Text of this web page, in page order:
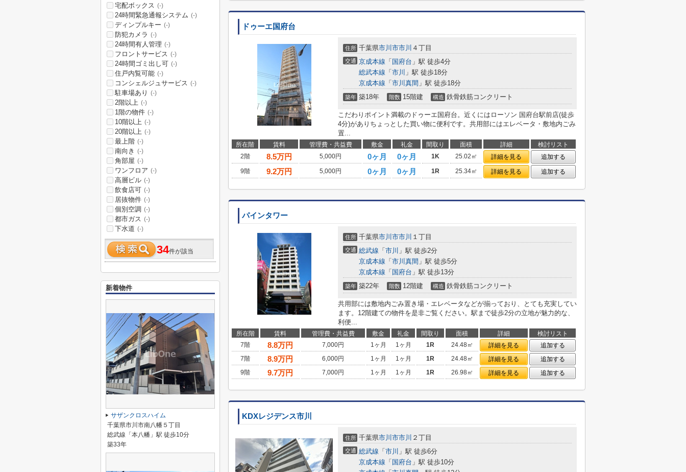
ドゥーエ国府台
住所 千葉県市川市市川 ４丁目
交通 京成本線 「 国府台 」駅 徒歩4分
総武本線 「 市川 」駅 徒歩18分
京成本線 「 市川真間 」駅 徒歩18分
築年 築18年 階数 15階建 構造 鉄骨鉄筋コンクリート
こだわりポイント満載のドゥーエ国府台。近くにはローソン 国府台駅前店(徒歩
4分)がありちょっとした買い物に便利です。共用部にはエレベータ・敷地内ごみ
置...
所在階 賃料 管理費・共益費 敷金 礼金 間取り 面積 詳細
検討リスト
2階
8.5万円 5,000円 0ヶ月 0ヶ月 1K 25.02㎡ 詳細を見る
追加する
9階
9.2万円 5,000円 0ヶ月 0ヶ月 1R 25.34㎡ 詳細を見る 追加する
パインタワー
住所 千葉県市川市市川 １丁目
交通 総武線 「 市川 」駅 徒歩2分
京成本線 「 市川真間 」駅 徒歩5分
京成本線 「 国府台 」駅 徒歩13分
築年 築22年 階数 12階建 構造 鉄骨鉄筋コンクリート
共用部には敷地内ごみ置き場・エレベータなどが揃っており、とても充実してい
ます。12階建ての物件を是非ご覧ください。駅まで徒歩2分の立地が魅力的な、
利便...
所在階 賃料 管理費・共益費 敷金 礼金 間取り 面積 詳細
検討リスト
7階
8.8万円 7,000円 1ヶ月 1ヶ月 1R 24.48㎡ 詳細を見る
追加する
7階
8.9万円 6,000円 1ヶ月 1ヶ月 1R 24.48㎡ 詳細を見る
追加する
9階
9.7万円 7,000円 1ヶ月 1ヶ月 1R 26.98㎡ 詳細を見る 追加する
KDXレジデンス市川
住所 千葉県市川市市川 ２丁目
交通 総武線 「 市川 」駅 徒歩6分
京成本線 「 国府台 」駅 徒歩10分
宅配ボックス (-)
24時間緊急通報システム (-)
ディンプルキー (-)
防犯カメラ (-)
24時間有人管理 (-)
フロントサービス (-)
24時間ゴミ出し可 (-)
住戸内覧可能 (-)
コンシェルジュサービス (-)
駐車場あり (-)
2階以上 (-)
1階の物件 (-)
10階以上 (-)
20階以上 (-)
最上階 (-)
南向き (-)
角部屋 (-)
ワンフロア (-)
高層ビル (-)
飲食店可 (-)
居抜物件 (-)
個別空調 (-)
都市ガス (-)
下水道 (-)
34件が該当
新着物件
サザンクロスハイム
千葉県市川市南八幡５丁目
総武線「本八幡」駅 徒歩10分
築33年